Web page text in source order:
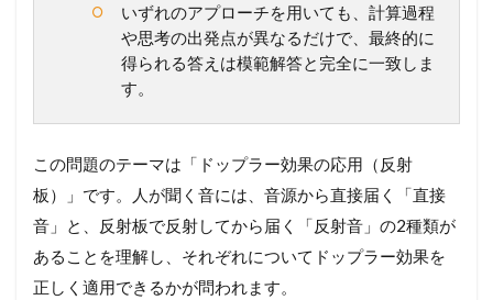
効
果
の
原
と
式
2
メ
ン
バ
ー
いずれのアプローチを用いても、計算過程
や思考の出発点が異なるだけで、最終的に
得られる答えは模範解答と完全に一致しま
す。
この問題のテーマは「ドップラー効果の応用（反射
板）」です。人が聞く音には、音源から直接届く「直接
音」と、反射板で反射してから届く「反射音」の2種類が
あることを理解し、それぞれについてドップラー効果を
正しく適用できるかが問われます。